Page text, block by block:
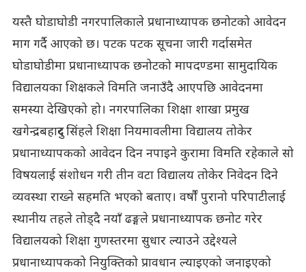
यस्तै घोडाघोडी नगरपालिकाले प्रधानाध्यापक छनोटको आवेदन
माग गर्दै आएको छ। पटक पटक सूचना जारी गर्दासमेत
घोडाघोडीमा प्रधानाध्यापक छनोटको मापदण्डमा सामुदायिक
विद्यालयका शिक्षकले विमति जनाउँदै आएपछि आवेदनमा
समस्या देखिएको हो। नगरपालिका शिक्षा शाखा प्रमुख
खगेन्द्रबहादुर सिंहले शिक्षा नियमावलीमा विद्यालय तोकेर
प्रधानाध्यापकको आवेदन दिन नपाइने कुरामा विमति रहेकाले सो
विषयलाई संशोधन गरी तीन वटा विद्यालय तोकेर निवेदन दिने
व्यवस्था राख्ने सहमति भएको बताए। वर्षौं पुरानो परिपाटीलाई
स्थानीय तहले तोड्दै नयाँ ढङ्गले प्रधानाध्यापक छनोट गरेर
विद्यालयको शिक्षा गुणस्तरमा सुधार ल्याउने उद्देश्यले
प्रधानाध्यापकको नियुक्तिको प्रावधान ल्याइएको जनाइएको